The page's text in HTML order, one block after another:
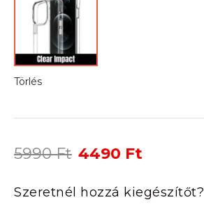
Törlés
5990Ft Original
was:
5990 Ft.
4490 Ft
is:
4490 Ft.
Szeretnél hozzá kiegészítőt?